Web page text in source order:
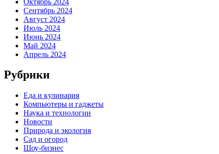
Сентябрь 2024
Август 2024
Июль 2024
Июнь 2024
Май 2024
Апрель 2024
Рубрики
Еда и кулинария
Компьютеры и гаджеты
Наука и технологии
Новости
Природа и экология
Сад и огород
Шоу-бизнес